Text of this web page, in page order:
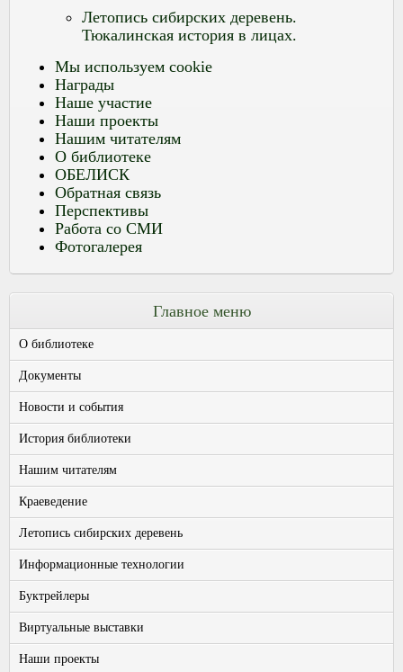
Летопись сибирских деревень.
Тюкалинская история в лицах.
Мы используем cookie
Награды
Наше участие
Наши проекты
Нашим читателям
О библиотеке
ОБЕЛИСК
Обратная связь
Перспективы
Работа со СМИ
Фотогалерея
Главное меню
О библиотеке
Документы
Новости и события
История библиотеки
Нашим читателям
Краеведение
Летопись сибирских деревень
Информационные технологии
Буктрейлеры
Виртуальные выставки
Наши проекты